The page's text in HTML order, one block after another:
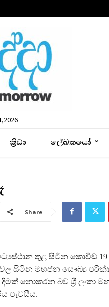
ක්‍රිඩා ලේඛකයෝ
Share
තුළ සිටින කොවිඞ් 19
සිටින මහජන සෞඛ්‍ය
නොකරන බව ශ‍්‍රී ලංකා
පැවසීය.